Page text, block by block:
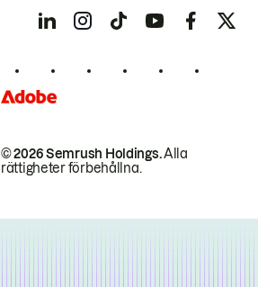
© 2026 Semrush Holdings.Alla
rättigheter förbehållna.